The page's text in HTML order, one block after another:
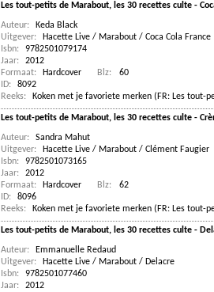
Les tout-petits de Marabout, les 30 recettes culte -
Auteur:
Keda Black
Uitgever:
Hacette Live / Marabout / Coca Cola France
Isbn:
9782501079174
Jaar:
2012
Formaat:
Hardcover Blz:
60
ID:
8092
Reeks:
Koken met je favoriete merken (FR: Les tout-
Les tout-petits de Marabout, les 30 recettes culte -
Auteur:
Sandra Mahut
Uitgever:
Hacette Live / Marabout / Clément Faugier
Isbn:
9782501073165
Jaar:
2012
Formaat:
Hardcover Blz:
62
ID:
8096
Reeks:
Koken met je favoriete merken (FR: Les tout-
Les tout-petits de Marabout, les 30 recettes culte -
Auteur:
Emmanuelle Redaud
Uitgever:
Hacette Live / Marabout / Delacre
Isbn:
9782501077460
Jaar:
2012